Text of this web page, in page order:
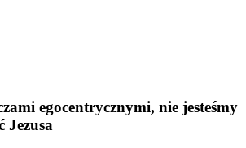
egocentrycznymi, nie jesteśmy
Jezusa